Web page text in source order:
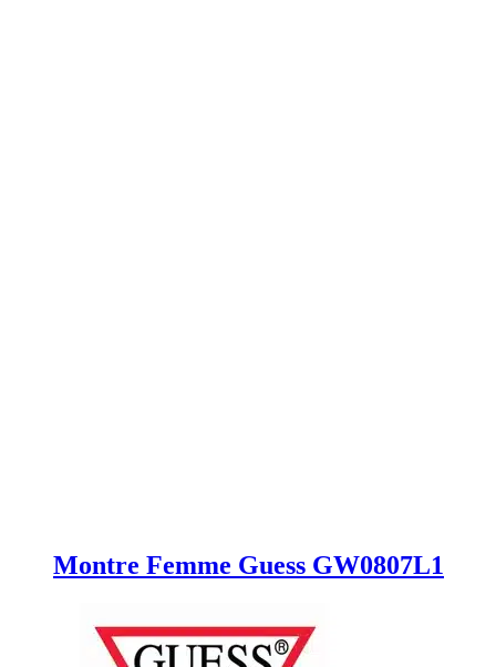
Montre Femme Guess GW0807L1